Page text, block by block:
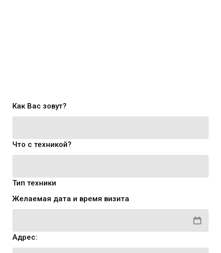
Как Вас зовут?
Что с техникой?
Тип техники
Желаемая дата и время визита
Адрес: